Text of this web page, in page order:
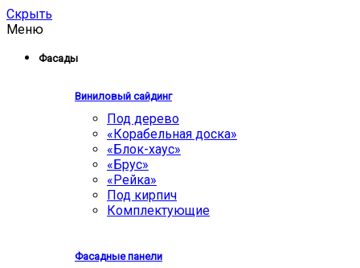
Скрыть
Меню
Фасады
Виниловый сайдинг
Под дерево
«Корабельная доска»
«Блок-хаус»
«Брус»
«Рейка»
Под кирпич
Комплектующие
Фасадные панели